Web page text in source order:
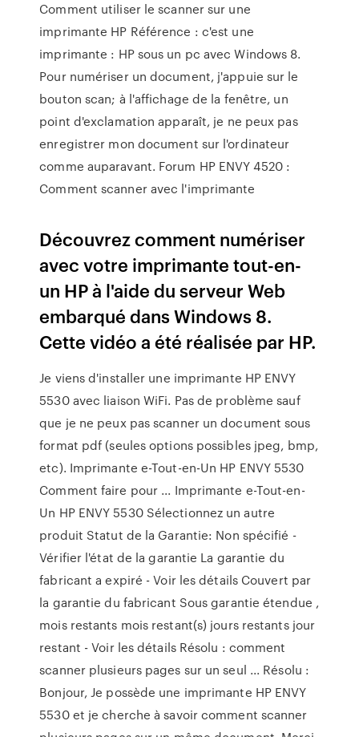
Comment utiliser le scanner sur une
imprimante HP Référence : c'est une
imprimante : HP sous un pc avec Windows 8.
Pour numériser un document, j'appuie sur le
bouton scan; à l'affichage de la fenêtre, un
point d'exclamation apparaît, je ne peux pas
enregistrer mon document sur l'ordinateur
comme auparavant. Forum HP ENVY 4520 :
Comment scanner avec l'imprimante
Découvrez comment numériser
avec votre imprimante tout-en-
un HP à l'aide du serveur Web
embarqué dans Windows 8.
Cette vidéo a été réalisée par HP.
Je viens d'installer une imprimante HP ENVY
5530 avec liaison WiFi. Pas de problème sauf
que je ne peux pas scanner un document sous
format pdf (seules options possibles jpeg, bmp,
etc). Imprimante e-Tout-en-Un HP ENVY 5530
Comment faire pour ... Imprimante e-Tout-en-
Un HP ENVY 5530 Sélectionnez un autre
produit Statut de la Garantie: Non spécifié -
Vérifier l'état de la garantie La garantie du
fabricant a expiré - Voir les détails Couvert par
la garantie du fabricant Sous garantie étendue ,
mois restants mois restant(s) jours restants jour
restant - Voir les détails Résolu : comment
scanner plusieurs pages sur un seul ... Résolu :
Bonjour, Je possède une imprimante HP ENVY
5530 et je cherche à savoir comment scanner